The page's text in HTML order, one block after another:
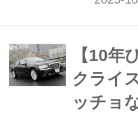
る。その
【10年
クライ
ッチョ